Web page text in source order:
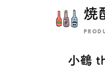
焼
小鶴